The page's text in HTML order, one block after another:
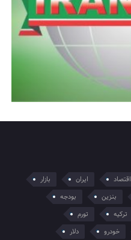
اقتصاد ایران
بازار
بنزین
بودجه
ترکیه
تورم
خودرو دلار